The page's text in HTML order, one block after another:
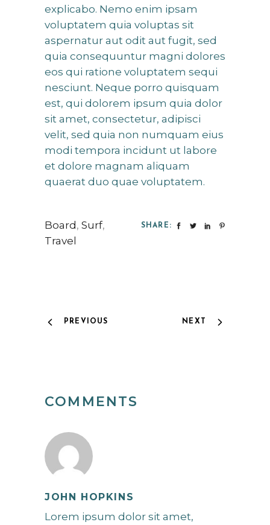
explicabo. Nemo enim ipsam
voluptatem quia voluptas sit
aspernatur aut odit aut fugit, sed
quia consequuntur magni dolores
eos qui ratione voluptatem sequi
nesciunt. Neque porro quisquam
est, qui dolorem ipsum quia dolor
sit amet, consectetur, adipisci
velit, sed quia non numquam eius
modi tempora incidunt ut labore
et dolore magnam aliquam
quaerat duo quae voluptatem.
Board, Surf,
Travel
SHARE:
PREVIOUS NEXT
COMMENTS
JOHN HOPKINS
Lorem ipsum dolor sit amet,